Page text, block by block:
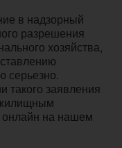
в надзорный
разрешения
хозяйства,
серьезно.
заявления
жилищным
на нашем